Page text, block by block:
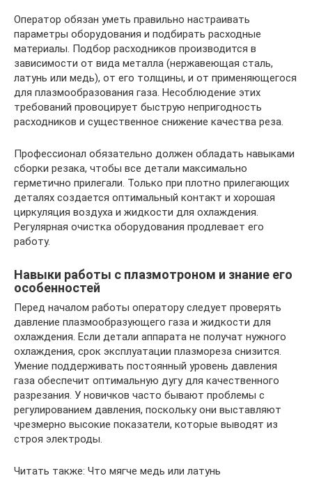
Оператор обязан уметь правильно настраивать
параметры оборудования и подбирать расходные
материалы. Подбор расходников производится в
зависимости от вида металла (нержавеющая сталь,
латунь или медь), от его толщины, и от применяющегося
для плазмообразования газа. Несоблюдение этих
требований провоцирует быструю непригодность
расходников и существенное снижение качества реза.
Профессионал обязательно должен обладать навыками
сборки резака, чтобы все детали максимально
герметично прилегали. Только при плотно прилегающих
деталях создается оптимальный контакт и хорошая
циркуляция воздуха и жидкости для охлаждения.
Регулярная очистка оборудования продлевает его
работу.
Навыки работы с плазмотроном и знание его
особенностей
Перед началом работы оператору следует проверять
давление плазмообразующего газа и жидкости для
охлаждения. Если детали аппарата не получат нужного
охлаждения, срок эксплуатации плазмореза снизится.
Умение поддерживать постоянный уровень давления
газа обеспечит оптимальную дугу для качественного
разрезания. У новичков часто бывают проблемы с
регулированием давления, поскольку они выставляют
чрезмерно высокие показатели, которые выводят из
строя электроды.
Читать также: Что мягче медь или латунь